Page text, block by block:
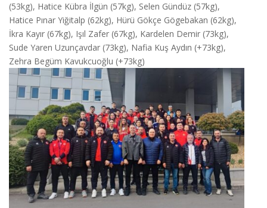
(53kg), Hatice Kübra İlgün (57kg), Selen Gündüz (57kg),
Hatice Pınar Yiğitalp (62kg), Hürü Gökçe Gögebakan (62kg),
İkra Kayır (67kg), Işıl Zafer (67kg), Kardelen Demir (73kg),
Sude Yaren Uzunçavdar (73kg), Nafia Kuş Aydın (+73kg),
Zehra Begüm Kavukcuoğlu (+73kg)